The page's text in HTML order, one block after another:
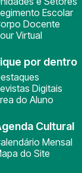
Escolar
Docente
Virtual
por dentro
Digitais
do Aluno
Cultural
Mensal
do Site